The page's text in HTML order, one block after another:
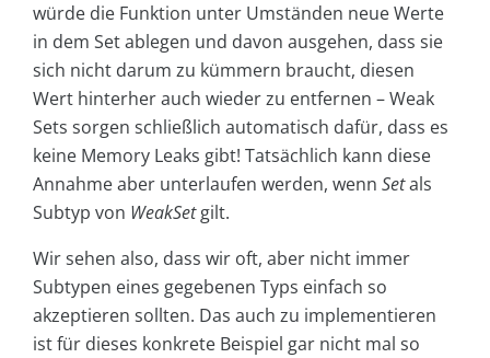
würde die Funktion unter Umständen neue Werte
in dem Set ablegen und davon ausgehen, dass sie
sich nicht darum zu kümmern braucht, diesen
Wert hinterher auch wieder zu entfernen – Weak
Sets sorgen schließlich automatisch dafür, dass es
keine Memory Leaks gibt! Tatsächlich kann diese
Annahme aber unterlaufen werden, wenn Setals
Subtyp von WeakSetgilt.
Wir sehen also, dass wir oft, aber nicht immer
Subtypen eines gegebenen Typs einfach so
akzeptieren sollten. Das auch zu implementieren
ist für dieses konkrete Beispiel gar nicht mal so